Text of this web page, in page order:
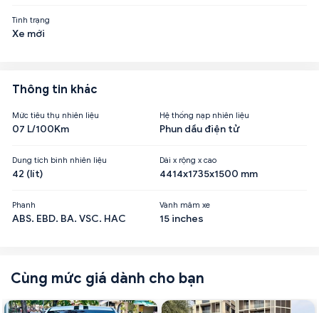
Tình trạng
Xe mới
Thông tin khác
Mức tiêu thụ nhiên liệu
07 L/100Km
Hệ thống nạp nhiên liệu
Phun dầu điện tử
Dung tích bình nhiên liệu
42 (lít)
Dài x rộng x cao
4414x1735x1500 mm
Phanh
ABS. EBD. BA. VSC. HAC
Vành mâm xe
15 inches
Cùng mức giá dành cho bạn